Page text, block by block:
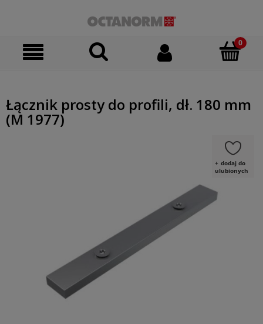
Łącznik prosty do profili, dł. 180 mm
(M 1977)
dodaj do
ulubionych